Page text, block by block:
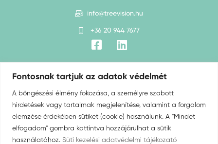
Fontosnak tartjuk az adatok védelmét
A böngészési élmény fokozása, a személyre szabott
hirdetések vagy tartalmak megjelenítése, valamint a forgalom
elemzése érdekében sütiket (cookie) használunk. A "Mindet
elfogadom" gombra kattintva hozzájárulhat a sütik
használatához. Süti kezelési adatvédelmi tájékozató
info@treevision.hu
+36 20 944 7677‬
HASZNOS LINKEK
Ingyenes konzúltáció
Reziliencia fejlesztés
Keynote speech
Neuro-agilitás fejlesztés